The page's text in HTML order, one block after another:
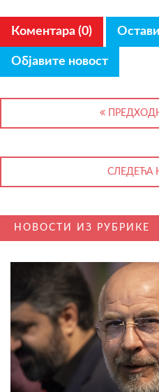
Коментара (0)
Објавите новост
СЛЕДЕЋА
НОВОСТИ ИЗ РУБРИКЕ